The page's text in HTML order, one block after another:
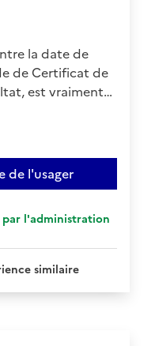
la date de
de Certificat de
est vraiment…
de l'usager
par l'administration
similaire